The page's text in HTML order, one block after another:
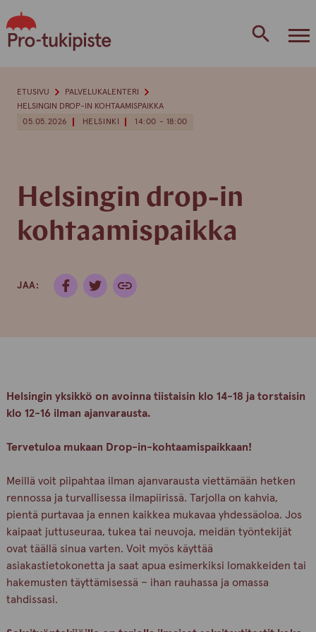
to
content
05.05.2026 HELSINKI 14:00 - 18:00
Helsingin drop-in
kohtaamispaikka
JAA:
ETUSIVU
PALVELUKALENTERI
HELSINGIN DROP-IN KOHTAAMISPAIKKA
Helsingin yksikkö on avoinna tiistaisin klo 14-18 ja torstaisin
klo 12-16 ilman ajanvarausta.
Tervetuloa mukaan Drop-in-kohtaamispaikkaan!
Meillä voit piipahtaa ilman ajanvarausta viettämään hetken
rennossa ja turvallisessa ilmapiirissä. Tarjolla on kahvia,
pientä purtavaa ja ennen kaikkea mukavaa yhdessäoloa. Jos
kaipaat juttuseuraa, tukea tai neuvoja, meidän työntekijät
ovat täällä sinua varten. Voit myös käyttää
asiakastietokonetta ja saat apua esimerkiksi lomakkeiden tai
hakemusten täyttämisessä – ihan rauhassa ja omassa
tahdissasi.